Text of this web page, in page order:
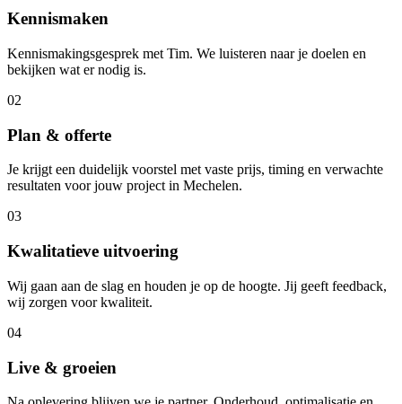
Kennismaken
Kennismakingsgesprek met Tim. We luisteren naar je doelen en
bekijken wat er nodig is.
02
Plan & offerte
Je krijgt een duidelijk voorstel met vaste prijs, timing en verwachte
resultaten voor jouw project in Mechelen.
03
Kwalitatieve uitvoering
Wij gaan aan de slag en houden je op de hoogte. Jij geeft feedback,
wij zorgen voor kwaliteit.
04
Live & groeien